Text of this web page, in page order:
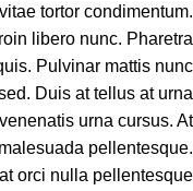
tortor condimentum.
libero nunc. Pharetra
Pulvinar mattis nunc
Duis at tellus at urna
urna cursus. At
pellentesque.
orci nulla pellentesque